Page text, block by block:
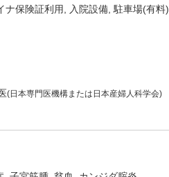
ナ保険証利用 入院設備 駐車場(有料)
(日本専門医機構または日本産婦人科学会)